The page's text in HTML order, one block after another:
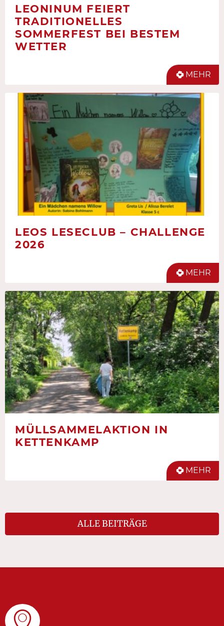
LEONINUM FEIERT
TRADITIONELLES
SOMMERFEST BEI BESTEM
WETTER
MEHR
LEOS LESECLUB – CHALLENGE
2026
MEHR
MÜLLSAMMELAKTION IN
KETTENKAMP
MEHR
ALLE BEITRÄGE